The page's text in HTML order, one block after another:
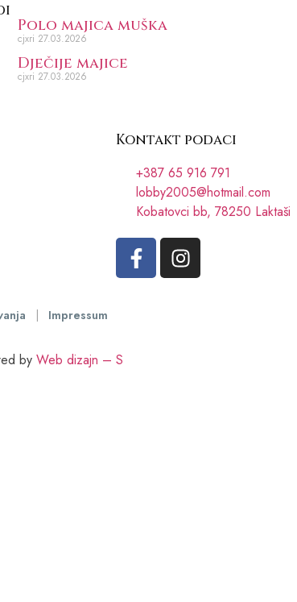
Polo majica muška
cjxri 27.03.2026
Dječije majice
cjxri 27.03.2026
Kontakt podaci
+387 65 916 791
lobby2005@hotmail.com
Kobatovci bb, 78250 Laktaši
Impressum
by Web dizajn – S